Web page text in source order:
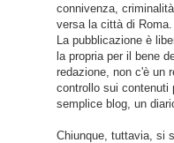
connivenza,
versa la città di Roma.
La pubblicazione è
la propria per il bene
redazione, non c'è un
controllo sui contenuti
semplice blog, un
Chiunque, tuttavia, si